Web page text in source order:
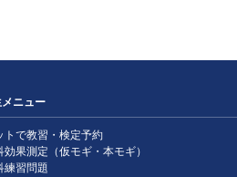
ニュー
トで教習・検定予約
効果測定（仮モギ・本モギ）
練習問題